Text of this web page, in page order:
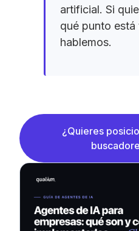
artificial. Si
qué punto está
hablemos.
¿Quieres